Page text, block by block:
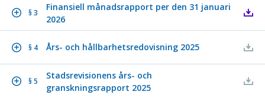
§ 3
Finansiell månadsrapport per den 31 januari
2026
§ 4 Års- och hållbarhetsredovisning 2025
§ 5
Stadsrevisionens års- och
granskningsrapport 2025